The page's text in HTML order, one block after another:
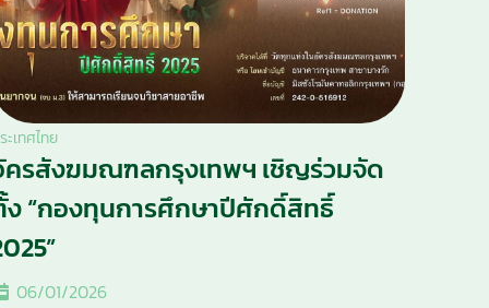
ะเทศไทย
รสังฆมณฑลกรุงเทพฯ เชิญร่วมจัด
“กองทุนการศึกษาปีศักดิ์สิทธิ์
06/01/2026